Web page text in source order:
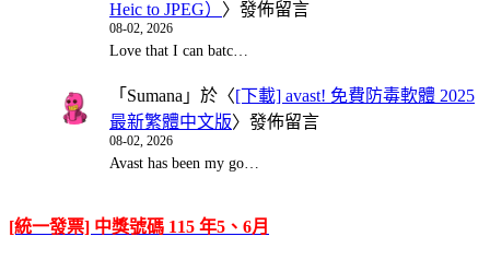
Heic to JPEG） 〉發佈留言
08-02, 2026
Love that I can batc…
「 Sumana 」於〈[下載] avast! 免費防毒軟體 2025
最新繁體中文版〉發佈留言
08-02, 2026
Avast has been my go…
[統一發票] 中獎號碼 115 年5、6月